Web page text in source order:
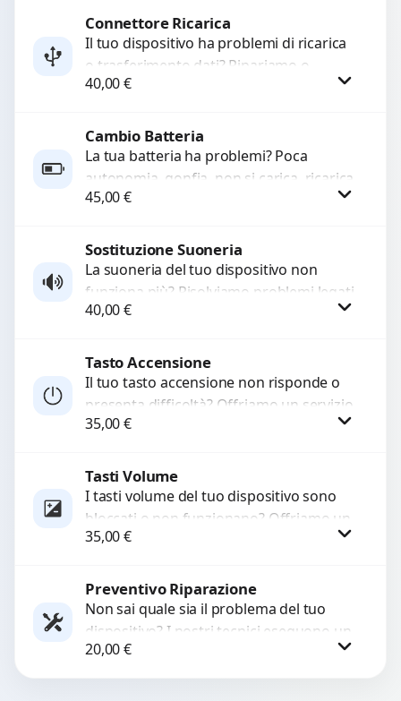
Richiedi Preventivo
Connettore Ricarica
Il tuo dispositivo ha problemi di ricarica
o trasferimento dati? Ripariamo o
sostituiamo connettori di ricarica guasti,
40,00€
Procedi
Cambio Batteria
La tua batteria ha problemi? Poca
autonomia, gonfia, non si carica, ricarica
lenta o cicli di ricarica esauriti?
45,00€
Procedi
Sostituzione Suoneria
La suoneria del tuo dispositivo non
funziona più? Risolviamo problemi legati
a moduli audio difettosi con interventi
40,00€
Procedi
Tasto Accensione
Il tuo tasto accensione non risponde o
presenta difficoltà? Offriamo un servizio
professionale di riparazione o
35,00€
Tasti Volume
I tasti volume del tuo dispositivo sono
bloccati o non funzionano? Offriamo un
servizio di riparazione o sostituzione
35,00€
Procedi
Preventivo Riparazione
Non sai quale sia il problema del tuo
dispositivo? I nostri tecnici eseguono un
check-up completo con strumenti
avanzati per...
20,00€